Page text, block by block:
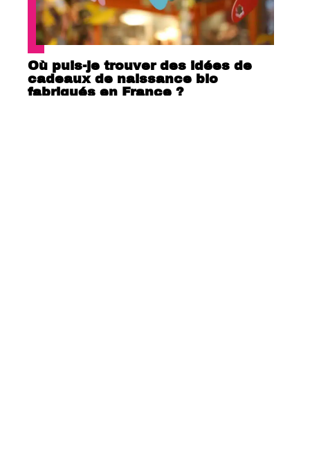
Où puis-je trouver des idées de
cadeaux de naissance bio
fabriqués en France ?